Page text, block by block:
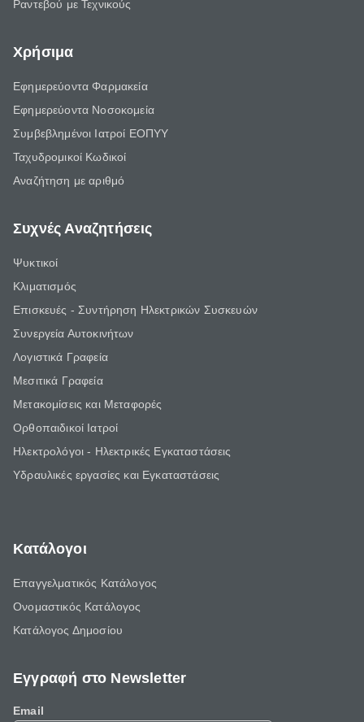
Ραντεβού με Τεχνικούς
Χρήσιμα
Εφημερεύοντα Φαρμακεία
Εφημερεύοντα Νοσοκομεία
Συμβεβλημένοι Ιατροί ΕΟΠΥΥ
Ταχυδρομικοί Κωδικοί
Αναζήτηση με αριθμό
Συχνές Αναζητήσεις
Ψυκτικοί
Κλιματισμός
Επισκευές - Συντήρηση Ηλεκτρικών Συσκευών
Συνεργεία Αυτοκινήτων
Λογιστικά Γραφεία
Μεσιτικά Γραφεία
Μετακομίσεις και Μεταφορές
Ορθοπαιδικοί Ιατροί
Ηλεκτρολόγοι - Ηλεκτρικές Εγκαταστάσεις
Υδραυλικές εργασίες και Εγκαταστάσεις
Κατάλογοι
Επαγγελματικός Κατάλογος
Ονομαστικός Κατάλογος
Κατάλογος Δημοσίου
Εγγραφή στο Newsletter
Email